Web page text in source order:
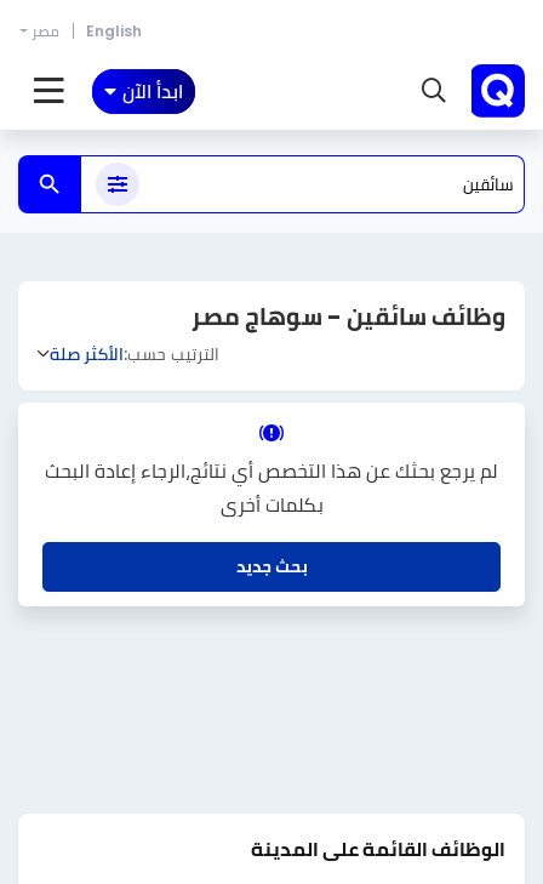
English مصر
ابدأ الآن
وظائف سائقين - سوهاج مصر
الترتيب حسب:الأكثر صلة
لم يرجع بحثك عن هذا التخصص أي نتائج،الرجاء إعادة البحث
بكلمات أخرى
بحث جديد
الوظائف القائمة على المدينة